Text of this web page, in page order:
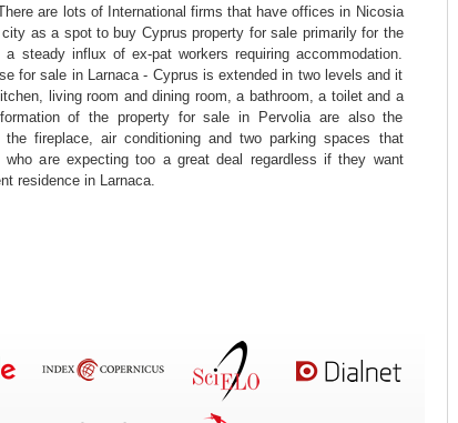
are lots of International firms that have offices in Nicosia
as a spot to buy Cyprus property for sale primarily for the
steady influx of ex-pat workers requiring accommodation.
for sale in Larnaca - Cyprus is extended in two levels and it
living room and dining room, a bathroom, a toilet and a
of the property for sale in Pervolia are also the
fireplace, air conditioning and two parking spaces that
are expecting too a great deal regardless if they want
residence in Larnaca.